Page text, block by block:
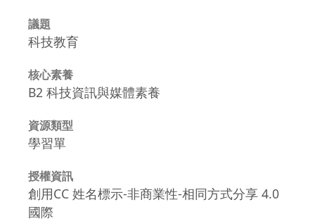
議題
科技教育
核心素養
B2 科技資訊與媒體素養
資源類型
學習單
授權資訊
創用CC 姓名標示-非商業性-相同方式分享 4.0
國際